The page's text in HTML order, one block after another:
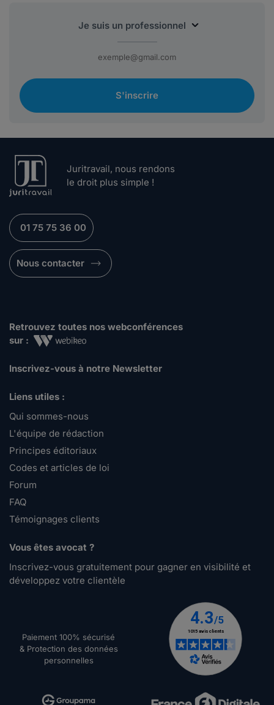
S'inscrire
Juritravail, nous rendons
le droit plus simple !
01 75 75 36 00
Nous contacter
Retrouvez toutes nos webconférences
sur :
Inscrivez-vous à notre Newsletter
Liens utiles :
Qui sommes-nous
L'équipe de rédaction
Principes éditoriaux
Codes et articles de loi
Forum
FAQ
Témoignages clients
Vous êtes avocat ?
Inscrivez-vous gratuitement pour gagner en visibilité et
développez votre clientèle
Paiement 100% sécurisé
& Protection des données
personnelles